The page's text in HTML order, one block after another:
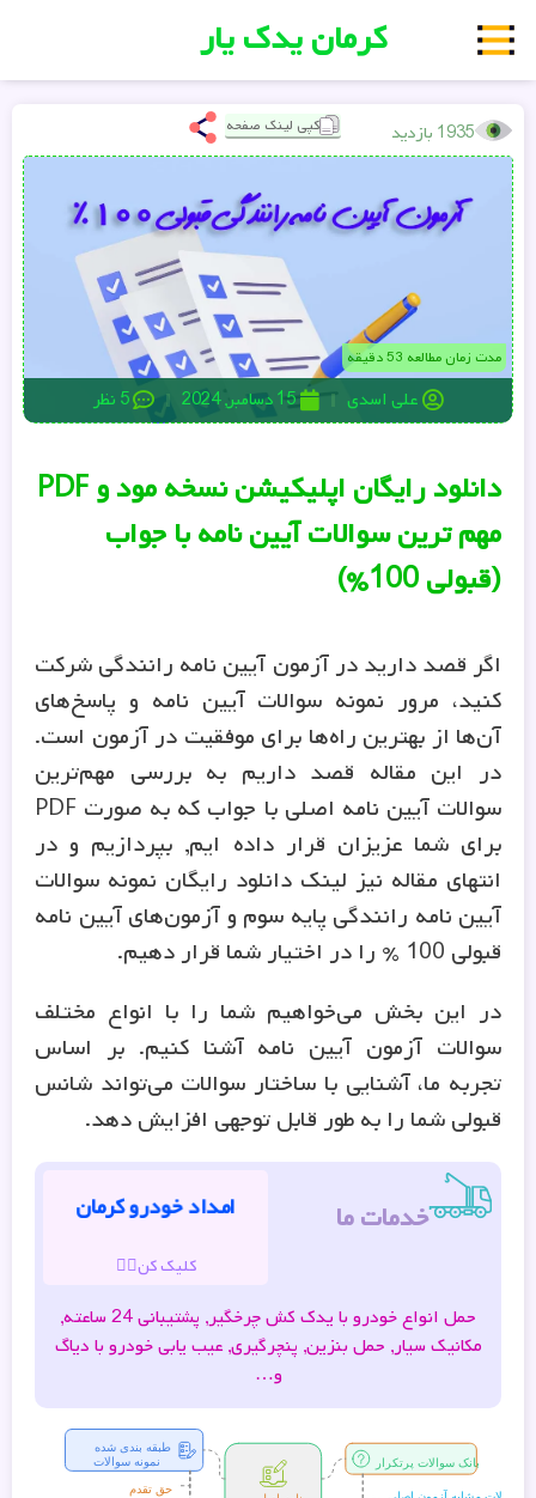
کرمان یدک یار
1935 بازدید کپی لینک صفحه
علی اسدی 15 دسامبر, 2024 5 نظر
مدت زمان مطالعه 53 دقیقه
دانلود رایگان اپلیکیشن نسخه مود و PDF
مهم ترین سوالات آیین نامه با جواب
(قبولی 100%)
اگر قصد دارید در آزمون آیین ‌نامه رانندگی شرکت
کنید، مرور نمونه سوالات آیین‌ نامه و پاسخ‌های
آن‌ها از بهترین راه‌ها برای موفقیت در آزمون است.
در این مقاله قصد داریم به بررسی مهم‌ترین
سوالات آیین ‌نامه اصلی با جواب که به صورت PDF
برای شما عزیزان قرار داده ایم, بپردازیم و در
انتهای مقاله نیز لینک دانلود رایگان نمونه سوالات
آیین ‌نامه رانندگی پایه سوم و آزمون‌های آیین ‌نامه
قبولی 100 % را در اختیار شما قرار دهیم.
در این بخش می‌خواهیم شما را با انواع مختلف
سوالات آزمون آیین نامه آشنا کنیم. بر اساس
تجربه ما، آشنایی با ساختار سوالات می‌تواند شانس
قبولی شما را به طور قابل توجهی افزایش دهد.
امداد خودرو کرمان
کلیک کن👆🏽
خدمات ما
حمل انواع خودرو با یدک کش چرخگیر, پشتیبانی 24 ساعته,
مکانیک سیار, حمل بنزین, پنچرگیری, عیب یابی خودرو با دیاگ
و…